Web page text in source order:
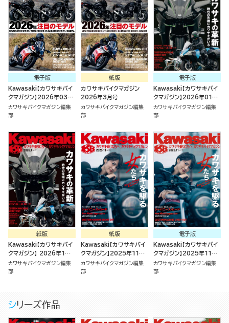
電子版
Kawasaki【カワサキバイ
クマガジン】2026年03月
号
カワサキバイクマガジン編集
部
紙版
カワサキバイクマガジン
2026年3月号
カワサキバイクマガジン編集
部
電子版
Kawasaki【カワサキバイ
クマガジン】2026年01月
号
カワサキバイクマガジン編集
部
紙版
Kawasaki【カワサキバイ
クマガジン】 2026年1月
号
カワサキバイクマガジン編集
部
紙版
Kawasaki【カワサキバイ
クマガジン】2025年11月
号
カワサキバイクマガジン編集
部
電子版
Kawasaki【カワサキバイ
クマガジン】2025年11月
号
カワサキバイクマガジン編集
部
シリーズ作品